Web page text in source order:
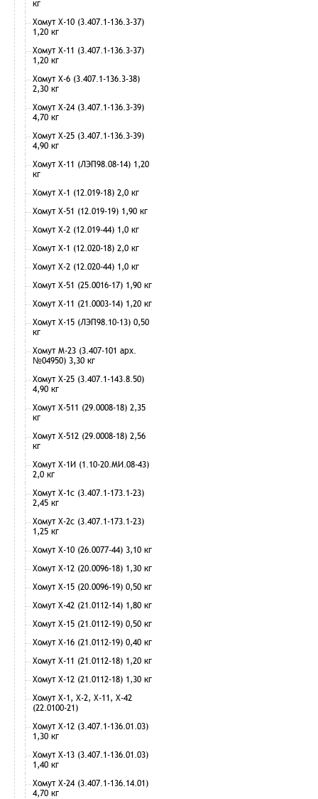
кг
Хомут Х-10 (3.407.1-136.3-37)
1,20 кг
Хомут Х-11 (3.407.1-136.3-37)
1,20 кг
Хомут Х-6 (3.407.1-136.3-38)
2,30 кг
Хомут Х-24 (3.407.1-136.3-39)
4,70 кг
Хомут Х-25 (3.407.1-136.3-39)
4,90 кг
Хомут Х-11 (ЛЭП98.08-14) 1,20
кг
Хомут Х-1 (12.019-18) 2,0 кг
Хомут Х-51 (12.019-19) 1,90 кг
Хомут Х-2 (12.019-44) 1,0 кг
Хомут Х-1 (12.020-18) 2,0 кг
Хомут Х-2 (12.020-44) 1,0 кг
Хомут Х-51 (25.0016-17) 1,90 кг
Хомут Х-11 (21.0003-14) 1,20 кг
Хомут Х-15 (ЛЭП98.10-13) 0,50
кг
Хомут М-23 (3.407-101 арх.
№04950) 3,30 кг
Хомут Х-25 (3.407.1-143.8.50)
4,90 кг
Хомут Х-511 (29.0008-18) 2,35
кг
Хомут Х-512 (29.0008-18) 2,56
кг
Хомут Х-1И (1.10-20.МИ.08-43)
2,0 кг
Хомут Х-1с (3.407.1-173.1-23)
2,45 кг
Хомут Х-2с (3.407.1-173.1-23)
1,25 кг
Хомут Х-10 (26.0077-44) 3,10 кг
Хомут Х-12 (20.0096-18) 1,30 кг
Хомут Х-15 (20.0096-19) 0,50 кг
Хомут Х-42 (21.0112-14) 1,80 кг
Хомут Х-15 (21.0112-19) 0,50 кг
Хомут Х-16 (21.0112-19) 0,40 кг
Хомут Х-11 (21.0112-18) 1,20 кг
Хомут Х-12 (21.0112-18) 1,30 кг
Хомут Х-1, Х-2, Х-11, Х-42
(22.0100-21)
Хомут Х-12 (3.407.1-136.01.03)
1,30 кг
Хомут Х-13 (3.407.1-136.01.03)
1,40 кг
Хомут Х-24 (3.407.1-136.14.01)
4,70 кг